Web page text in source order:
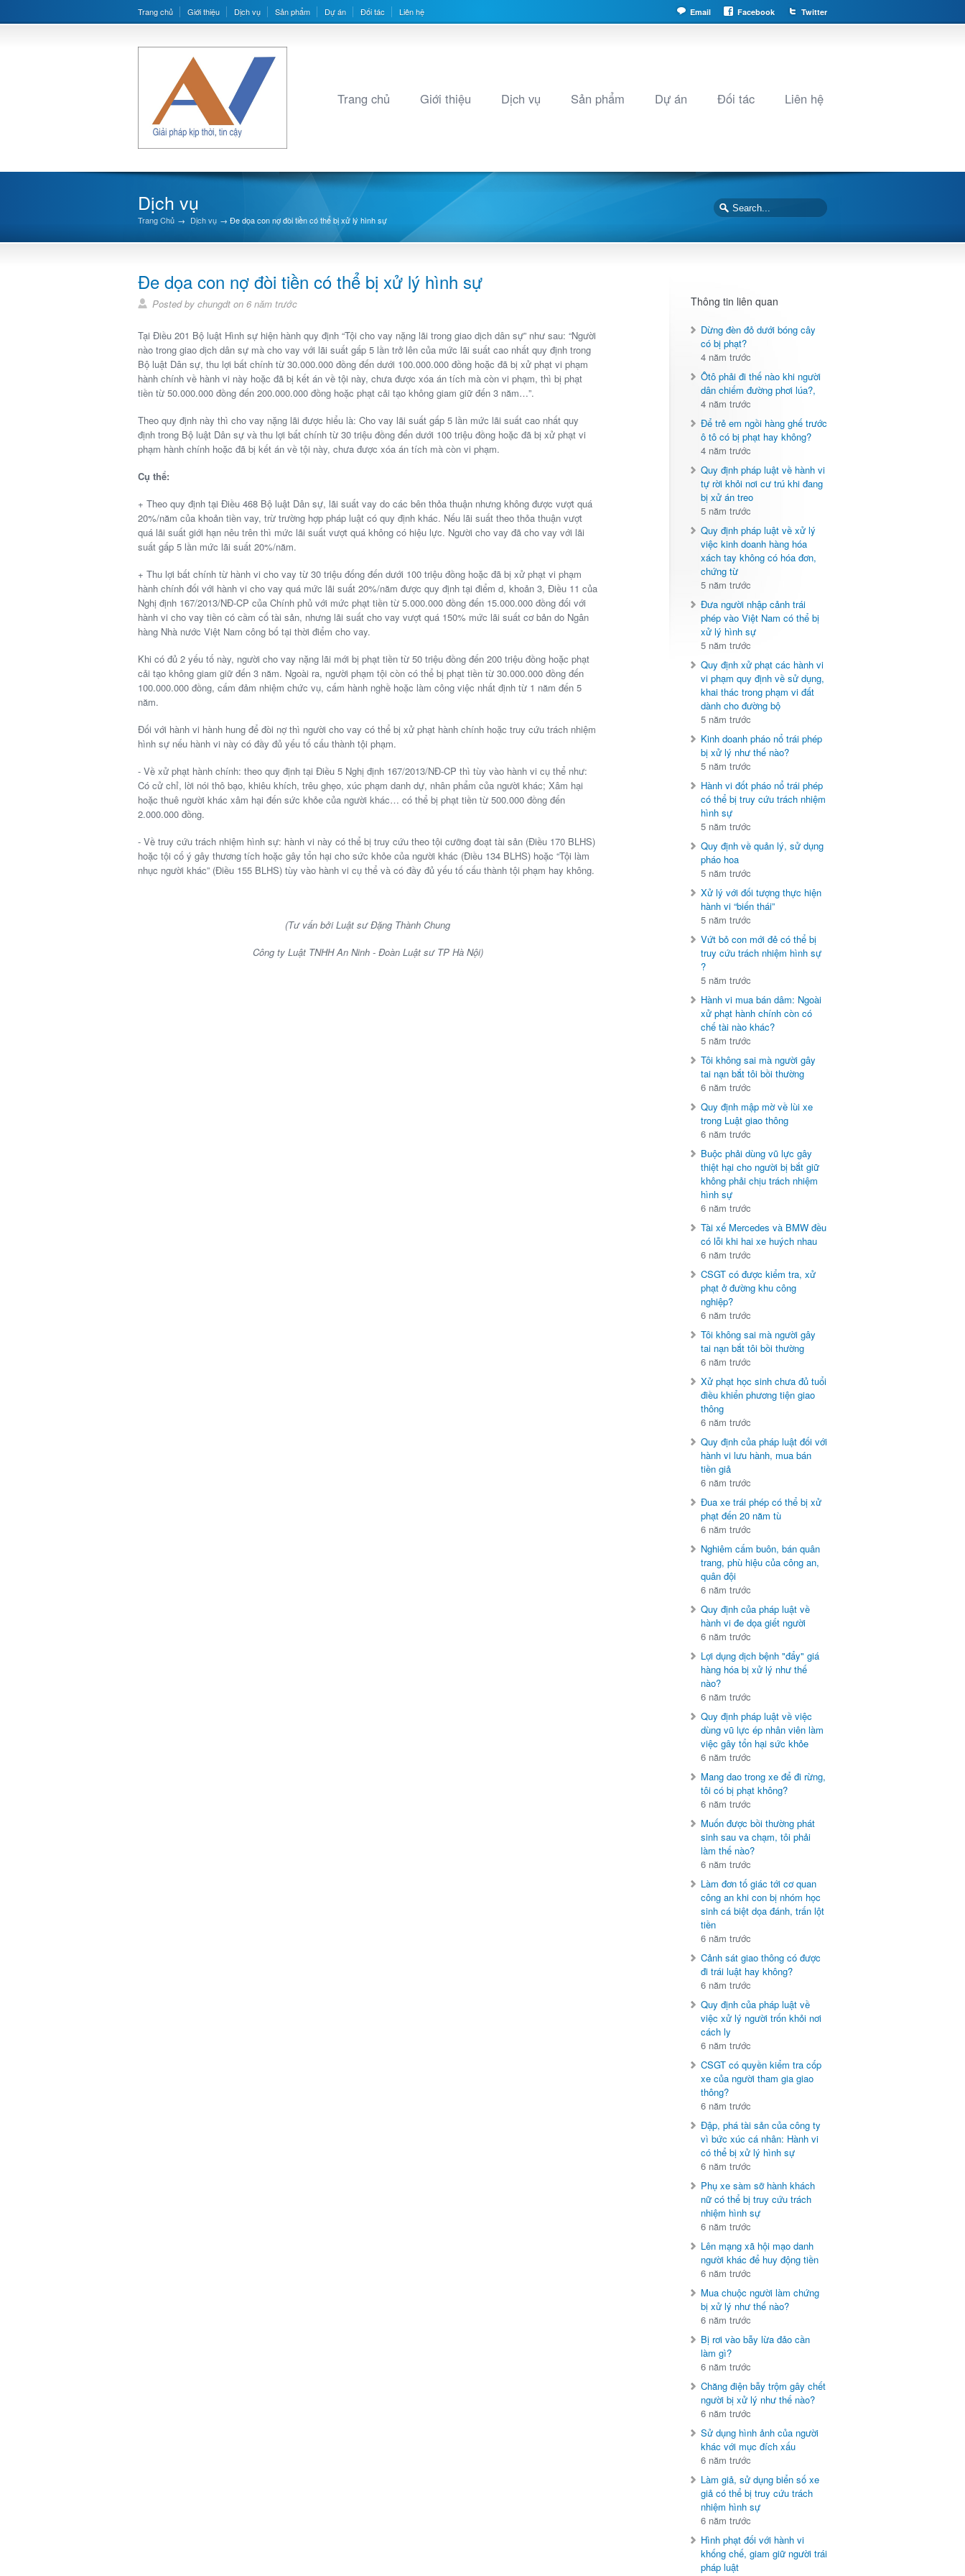
Trang chủ Giới thiệu Dịch vụ Sản phẩm Dự án Đối tác Liên hệ Email Facebook Twitter
Trang chủ Giới thiệu Dịch vụ Sản phẩm Dự án Đối tác Liên hệ
Dịch vụ
Trang Chủ → Dịch vụ → Đe dọa con nợ đòi tiền có thể bị xử lý hình sự
Đe dọa con nợ đòi tiền có thể bị xử lý hình sự
Posted by chungdt on 6 năm trước
Tại Điều 201 Bộ luật Hình sự hiện hành quy định “Tội cho vay nặng lãi trong giao dịch dân sự” như sau: “Người
nào trong giao dịch dân sự mà cho vay với lãi suất gấp 5 lần trở lên của mức lãi suất cao nhất quy định trong
Bộ luật Dân sự, thu lợi bất chính từ 30.000.000 đồng đến dưới 100.000.000 đồng hoặc đã bị xử phạt vi phạm
hành chính về hành vi này hoặc đã bị kết án về tội này, chưa được xóa án tích mà còn vi phạm, thì bị phạt
tiền từ 50.000.000 đồng đến 200.000.000 đồng hoặc phạt cải tạo không giam giữ đến 3 năm…”.
Theo quy định này thì cho vay nặng lãi được hiểu là: Cho vay lãi suất gấp 5 lần mức lãi suất cao nhất quy
định trong Bộ luật Dân sự và thu lợi bất chính từ 30 triệu đồng đến dưới 100 triệu đồng hoặc đã bị xử phạt vi
phạm hành chính hoặc đã bị kết án về tội này, chưa được xóa án tích mà còn vi phạm.
Cụ thể:
+ Theo quy định tại Điều 468 Bộ luật Dân sự, lãi suất vay do các bên thỏa thuận nhưng không được vượt quá
20%/năm của khoản tiền vay, trừ trường hợp pháp luật có quy định khác. Nếu lãi suất theo thỏa thuận vượt
quá lãi suất giới hạn nêu trên thì mức lãi suất vượt quá không có hiệu lực. Người cho vay đã cho vay với lãi
suất gấp 5 lần mức lãi suất 20%/năm.
+ Thu lợi bất chính từ hành vi cho vay từ 30 triệu đống đến dưới 100 triệu đồng hoặc đã bị xử phạt vi phạm
hành chính đối với hành vi cho vay quá mức lãi suất 20%/năm được quy định tại điểm d, khoản 3, Điều 11 của
Nghị định 167/2013/NĐ-CP của Chính phủ với mức phạt tiền từ 5.000.000 đồng đến 15.000.000 đồng đối với
hành vi cho vay tiền có cầm cố tài sản, nhưng lãi suất cho vay vượt quá 150% mức lãi suất cơ bản do Ngân
hàng Nhà nước Việt Nam công bố tại thời điểm cho vay.
Khi có đủ 2 yếu tố này, người cho vay nặng lãi mới bị phạt tiền từ 50 triệu đồng đến 200 triệu đồng hoặc phạt
cải tạo không giam giữ đến 3 năm. Ngoài ra, người phạm tội còn có thể bị phạt tiền từ 30.000.000 đồng đến
100.000.000 đồng, cấm đảm nhiệm chức vụ, cấm hành nghề hoặc làm công việc nhất định từ 1 năm đến 5
năm.
Đối với hành vi hành hung để đòi nợ thì người cho vay có thể bị xử phạt hành chính hoặc truy cứu trách nhiệm
hình sự nếu hành vi này có đầy đủ yếu tố cấu thành tội phạm.
- Về xử phạt hành chính: theo quy định tại Điều 5 Nghị định 167/2013/NĐ-CP thì tùy vào hành vi cụ thể như:
Có cử chỉ, lời nói thô bạo, khiêu khích, trêu ghẹo, xúc phạm danh dự, nhân phẩm của người khác; Xâm hại
hoặc thuê người khác xâm hại đến sức khỏe của người khác… có thể bị phạt tiền từ 500.000 đồng đến
2.000.000 đồng.
- Về truy cứu trách nhiệm hình sự: hành vi này có thể bị truy cứu theo tội cưỡng đoạt tài sản (Điều 170 BLHS)
hoặc tội cố ý gây thương tích hoặc gây tổn hại cho sức khỏe của người khác (Điều 134 BLHS) hoặc “Tội làm
nhục người khác” (Điều 155 BLHS) tùy vào hành vi cụ thể và có đầy đủ yếu tố cấu thành tội phạm hay không.
(Tư vấn bởi Luật sư Đặng Thành Chung
Công ty Luật TNHH An Ninh - Đoàn Luật sư TP Hà Nội)
Thông tin liên quan
Dừng đèn đỏ dưới bóng cây
có bị phạt?
4 năm trước
Ôtô phải đi thế nào khi người
dân chiếm đường phơi lúa?,
4 năm trước
Để trẻ em ngồi hàng ghế trước
ô tô có bị phạt hay không?
4 năm trước
Quy định pháp luật về hành vi
tự rời khỏi nơi cư trú khi đang
bị xử án treo
5 năm trước
Quy định pháp luật về xử lý
việc kinh doanh hàng hóa
xách tay không có hóa đơn,
chứng từ
5 năm trước
Đưa người nhập cảnh trái
phép vào Việt Nam có thể bị
xử lý hình sự
5 năm trước
Quy định xử phạt các hành vi
vi phạm quy định về sử dụng,
khai thác trong phạm vi đất
dành cho đường bộ
5 năm trước
Kinh doanh pháo nổ trái phép
bị xử lý như thế nào?
5 năm trước
Hành vi đốt pháo nổ trái phép
có thể bị truy cứu trách nhiệm
hình sự
5 năm trước
Quy định về quản lý, sử dụng
pháo hoa
5 năm trước
Xử lý với đối tượng thực hiện
hành vi “biến thái”
5 năm trước
Vứt bỏ con mới đẻ có thể bị
truy cứu trách nhiệm hình sự
?
5 năm trước
Hành vi mua bán dâm: Ngoài
xử phạt hành chính còn có
chế tài nào khác?
5 năm trước
Tôi không sai mà người gây
tai nạn bắt tôi bồi thường
6 năm trước
Quy định mập mờ về lùi xe
trong Luật giao thông
6 năm trước
Buộc phải dùng vũ lực gây
thiệt hại cho người bị bắt giữ
không phải chịu trách nhiệm
hình sự
6 năm trước
Tài xế Mercedes và BMW đều
có lỗi khi hai xe huých nhau
6 năm trước
CSGT có được kiểm tra, xử
phạt ở đường khu công
nghiệp?
6 năm trước
Tôi không sai mà người gây
tai nạn bắt tôi bồi thường
6 năm trước
Xử phạt học sinh chưa đủ tuổi
điều khiển phương tiện giao
thông
6 năm trước
Quy định của pháp luật đối với
hành vi lưu hành, mua bán
tiền giả
6 năm trước
Đua xe trái phép có thể bị xử
phạt đến 20 năm tù
6 năm trước
Nghiêm cấm buôn, bán quân
trang, phù hiệu của công an,
quân đội
6 năm trước
Quy định của pháp luật về
hành vi đe dọa giết người
6 năm trước
Lợi dụng dịch bệnh "đẩy" giá
hàng hóa bị xử lý như thế
nào?
6 năm trước
Quy định pháp luật về việc
dùng vũ lực ép nhân viên làm
việc gây tổn hại sức khỏe
6 năm trước
Mang dao trong xe để đi rừng,
tôi có bị phạt không?
6 năm trước
Muốn được bồi thường phát
sinh sau va chạm, tôi phải
làm thế nào?
6 năm trước
Làm đơn tố giác tới cơ quan
công an khi con bị nhóm học
sinh cá biệt dọa đánh, trấn lột
tiền
6 năm trước
Cảnh sát giao thông có được
đi trái luật hay không?
6 năm trước
Quy định của pháp luật về
việc xử lý người trốn khỏi nơi
cách ly
6 năm trước
CSGT có quyền kiểm tra cốp
xe của người tham gia giao
thông?
6 năm trước
Đập, phá tài sản của công ty
vì bức xúc cá nhân: Hành vi
có thể bị xử lý hình sự
6 năm trước
Phụ xe sàm sỡ hành khách
nữ có thể bị truy cứu trách
nhiệm hình sự
6 năm trước
Lên mạng xã hội mạo danh
người khác để huy động tiền
6 năm trước
Mua chuộc người làm chứng
bị xử lý như thế nào?
6 năm trước
Bị rơi vào bẫy lừa đảo cần
làm gì?
6 năm trước
Chăng điện bẫy trộm gây chết
người bị xử lý như thế nào?
6 năm trước
Sử dụng hình ảnh của người
khác với mục đích xấu
6 năm trước
Làm giả, sử dụng biển số xe
giả có thể bị truy cứu trách
nhiệm hình sự
6 năm trước
Hình phạt đối với hành vi
khống chế, giam giữ người trái
pháp luật